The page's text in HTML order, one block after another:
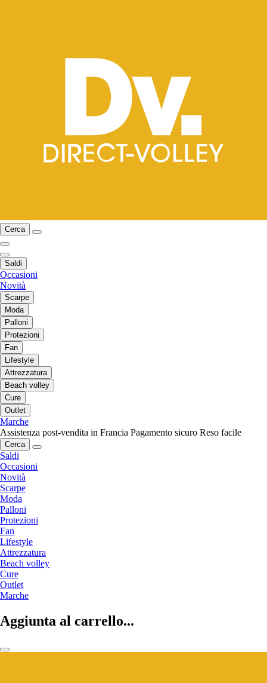
Cerca
Saldi
Occasioni
Novità
Scarpe
Moda
Palloni
Protezioni
Fan
Lifestyle
Attrezzatura
Beach volley
Cure
Outlet
Marche
Assistenza post-vendita in Francia Pagamento sicuro Reso facile
Cerca
Saldi
Occasioni
Novità
Scarpe
Moda
Palloni
Protezioni
Fan
Lifestyle
Attrezzatura
Beach volley
Cure
Outlet
Marche
Aggiunta al carrello...